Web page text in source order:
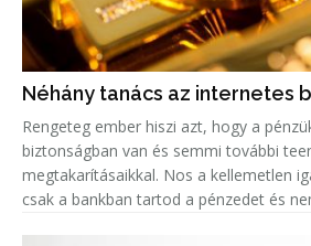
Néhány tanács az internetes
Rengeteg ember hiszi azt, hogy a
biztonságban van és semmi további
megtakarításaikkal. Nos a kellemetlen
csak a bankban tartod a pénzedet és